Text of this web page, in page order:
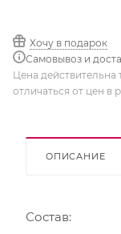
Хочу в подарок
Самовывоз и
Цена действительна
отличаться от цен в
ОПИСАНИЕ
Состав: